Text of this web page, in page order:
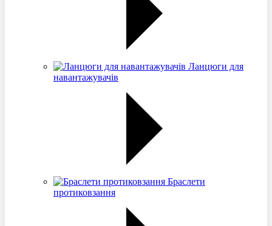
Ланцюги для
навантажувачів
Браслети
протиковзання